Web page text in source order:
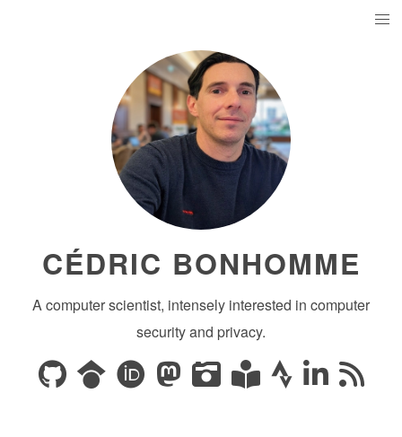
CÉDRIC BONHOMME
A computer scientist, intensely interested in computer
security and privacy.